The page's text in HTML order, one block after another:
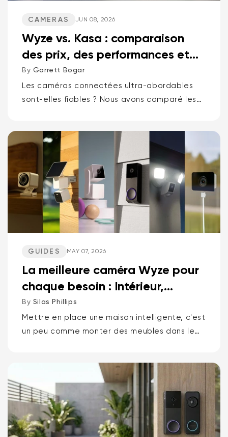
CAMERAS JUN 08, 2026
Wyze vs. Kasa : comparaison
des prix, des performances et
des fonctionnalités
By Garrett Bogar
Les caméras connectées ultra-abordables
sont-elles fiables ? Nous avons comparé les
sonnettes vidéo. Spoiler : une marque...
GUIDES MAY 07, 2026
La meilleure caméra Wyze pour
chaque besoin : Intérieur,
Extérieur, Animaux d...
By Silas Phillips
Mettre en place une maison intelligente, c'est
un peu comme monter des meubles dans le